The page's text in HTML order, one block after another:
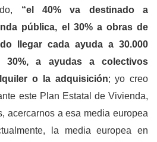
“el 40% va destinado a
pública, el 30% a obras de
llegar cada ayuda a 30.000
a ayudas a colectivos
o la adquisición; yo creo
este Plan Estatal de Vivienda,
acercarnos a esa media europea
la media europea en